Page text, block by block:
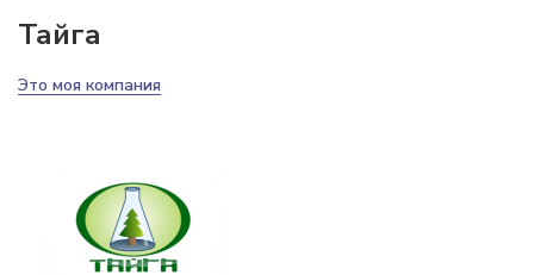
Тайга
Это моя компания